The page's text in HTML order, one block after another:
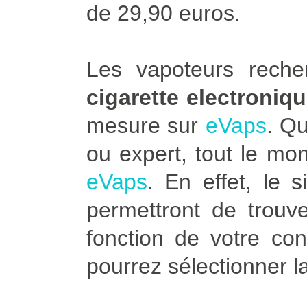
de 29,90 euros.
Les vapoteurs
cigarette
mesure sur eVaps.
ou expert, tout le
eVaps. En effet, le
permettront de
fonction de votre
pourrez sélectionner